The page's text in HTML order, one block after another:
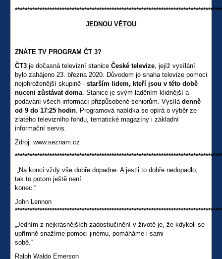
JEDNOU VĚTOU
ZNÁTE TV PROGRAM ČT 3?
ČT3 je dočasná televizní stanice České televize, jejíž vysílání
bylo zahájeno 23. března 2020. Důvodem je snaha televize pomoci
nejohroženější skupině - starším lidem, kteří jsou v této době
nuceni zůstávat doma. Stanice je svým laděním klidnější a
podávání všech informací přizpůsobené seniorům. Vysílá denně
od 9 do 17:25 hodin. Programová nabídka se opírá o výběr ze
zlatého televizního fondu, tematické magazíny i základní
informační servis.
Zdroj: www.seznam.cz
„Na konci vždy vše dobře dopadne. A jestli to dobře nedopadlo,
tak to potom ještě není
konec.“
John Lennon
„Jedním z nejkrásnějších zadostiučinění v životě je, že kdykoli se
upřímně snažíme pomoci jinému, pomáháme i sami
sobě.“
Ralph Waldo Emerson